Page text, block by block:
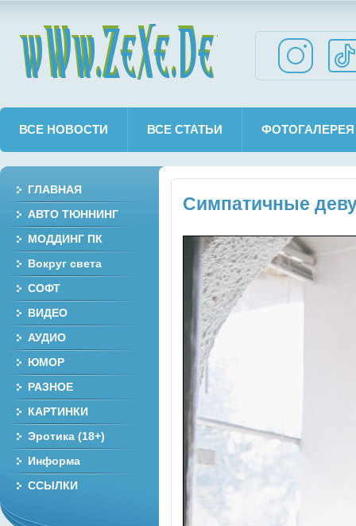
ВСЕ НОВОСТИ ВСЕ СТАТЬИ ФОТОГАЛЕРЕЯ
Симпатичные
ГЛАВНАЯ
АВТО ТЮННИНГ
МОДДИНГ ПК
Вокруг света
СОФТ
ВИДЕО
АУДИО
ЮМОР
РАЗНОЕ
КАРТИНКИ
Эротика (18+)
Информа
ССЫЛКИ